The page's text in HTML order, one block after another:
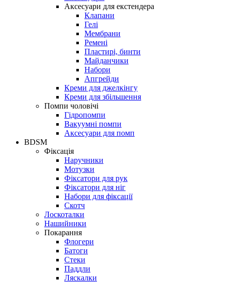
Аксесуари для екстендера
Клапани
Гелі
Мембрани
Ремені
Пластирі, бинти
Майданчики
Набори
Апгрейди
Креми для джелкінгу
Креми для збільшення
Помпи чоловічі
Гідропомпи
Вакуумні помпи
Аксесуари для помп
BDSM
Фіксація
Наручники
Мотузки
Фіксатори для рук
Фіксатори для ніг
Набори для фіксації
Скотч
Лоскоталки
Нашийники
Покарання
Флогери
Батоги
Стеки
Паддли
Ляскалки